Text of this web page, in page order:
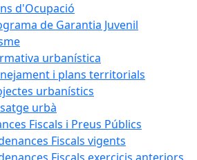
d'Ocupació
de Garantia Juvenil
urbanística
i plans territorials
urbanístics
urbà
Fiscals i Preus Públics
Fiscals vigents